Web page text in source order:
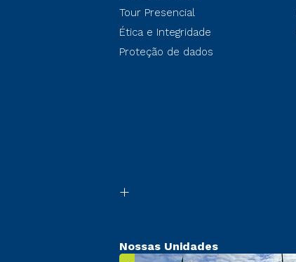
Tour Presencial
Ética e Integridade
Proteção de dados
Nossas Unidades